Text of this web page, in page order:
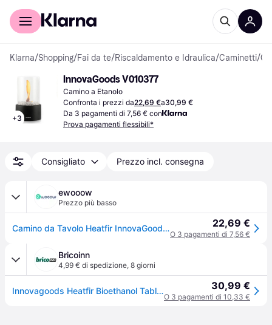
Per il tuo shopping
Klarna/Shopping/Fai da te/Riscaldamento e Idraulica/Caminetti/
+3
InnovaGoods ‎V010377
Camino a Etanolo
Confronta i prezzi da22,69 €a30,99 €
Da 3 pagamenti di 7,56 € con
Prova pagamenti flessibili*
Consigliato Prezzo incl. consegna
ewooow
Prezzo più basso
Camino da Tavolo Heatfir InnovaGoods: Stile e Calore per Interni ed Esterni 22,69 €
O 3 pagamenti di 7,56 €
Bricoinn
4,99 € di spedizione, 8 giorni
Innovagoods Heatfir Bioethanol Table Fireplace Trasparente 30,99 €
O 3 pagamenti di 10,33 €